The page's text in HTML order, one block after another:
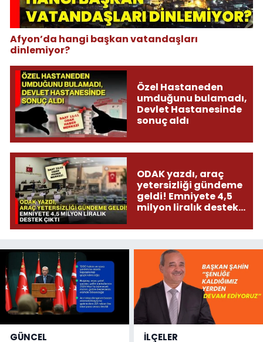
Afyon’da hangi başkan vatandaşları
dinlemiyor?
Özel Hastaneden
umduğunu bulamadı,
Devlet Hastanesinde
sonuç aldı
ODAK yazdı, araç
yetersizliği gündeme
geldi! Emniyete 4,5
milyon liralık destek
GÜNCEL İLÇELER